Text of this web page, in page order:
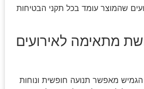
שהמוצר עומד בכל תקני הבטיחות
מתאימה לאירועים
מאפשר תנועה חופשית ונוחות